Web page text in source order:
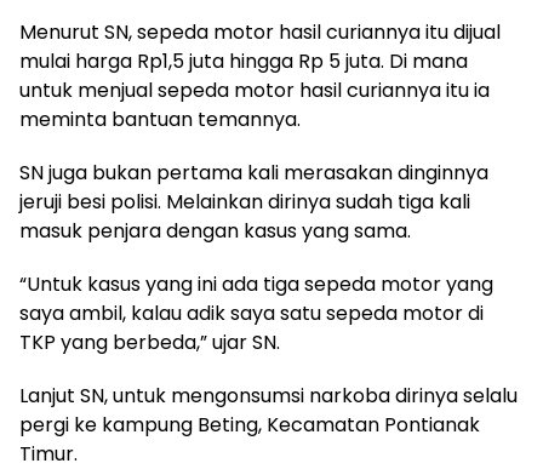
Menurut SN, sepeda motor hasil curiannya itu dijual
mulai harga Rp1,5 juta hingga Rp 5 juta. Di mana
untuk menjual sepeda motor hasil curiannya itu ia
meminta bantuan temannya.
SN juga bukan pertama kali merasakan dinginnya
jeruji besi polisi. Melainkan dirinya sudah tiga kali
masuk penjara dengan kasus yang sama.
“Untuk kasus yang ini ada tiga sepeda motor yang
saya ambil, kalau adik saya satu sepeda motor di
TKP yang berbeda,” ujar SN.
Lanjut SN, untuk mengonsumsi narkoba dirinya selalu
pergi ke kampung Beting, Kecamatan Pontianak
Timur.